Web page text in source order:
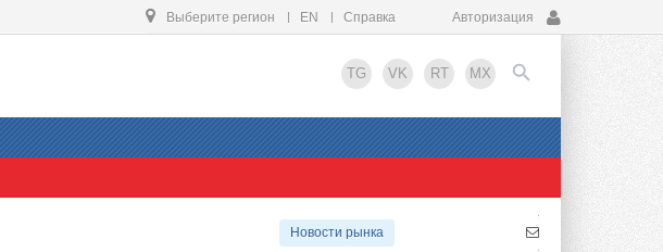
Выберите регион EN Справка Авторизация
TG VK RT MX
EN
Новости рынка